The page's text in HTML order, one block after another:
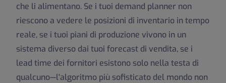
che li alimentano. Se i tuoi demand planner non
riescono a vedere le posizioni di inventario in tempo
reale, se i tuoi piani di produzione vivono in un
sistema diverso dai tuoi forecast di vendita, se i
lead time dei fornitori esistono solo nella testa di
qualcuno—l'algoritmo più sofisticato del mondo non